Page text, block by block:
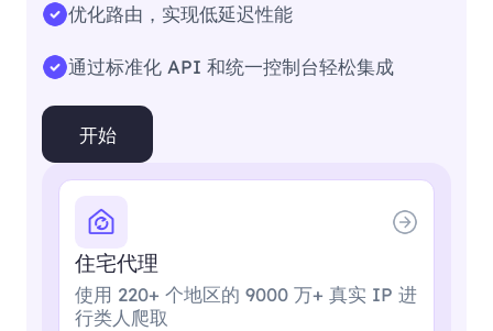
优化路由，实现低延迟性能
通过标准化 API 和统一控制台轻松集成
开始
住宅代理
使用 220+ 个地区的 9000 万+ 真实 IP 进
行类人爬取